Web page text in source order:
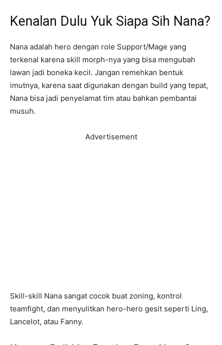
Kenalan Dulu Yuk Siapa Sih Nana?
Nana adalah hero dengan role Support/Mage yang
terkenal karena skill morph-nya yang bisa mengubah
lawan jadi boneka kecil. Jangan remehkan bentuk
imutnya, karena saat digunakan dengan build yang tepat,
Nana bisa jadi penyelamat tim atau bahkan pembantai
musuh.
Advertisement
Skill-skill Nana sangat cocok buat zoning, kontrol
teamfight, dan menyulitkan hero-hero gesit seperti Ling,
Lancelot, atau Fanny.